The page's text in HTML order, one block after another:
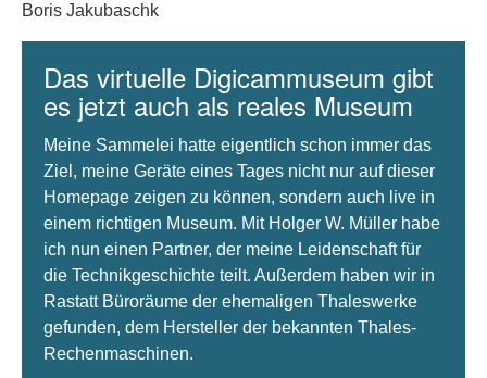
Boris Jakubaschk
Das virtuelle Digicammuseum gibt
es jetzt auch als reales Museum
Meine Sammelei hatte eigentlich schon immer das
Ziel, meine Geräte eines Tages nicht nur auf dieser
Homepage zeigen zu können, sondern auch live in
einem richtigen Museum. Mit Holger W. Müller habe
ich nun einen Partner, der meine Leidenschaft für
die Technikgeschichte teilt. Außerdem haben wir in
Rastatt Büroräume der ehemaligen Thaleswerke
gefunden, dem Hersteller der bekannten Thales-
Rechenmaschinen.